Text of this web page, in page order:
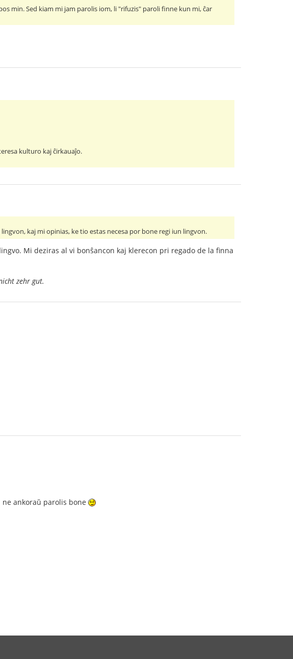
min. Sed kiam mi jam parolis iom, li "rifuzis" paroli finne kun mi, ĉar
kulturo kaj ĉirkauaĵo.
kaj mi opinias, ke tio estas necesa por bone regi iun lingvon.
Mi deziras al vi bonŝancon kaj klerecon pri regado de la finna
zehr gut.
ankoraŭ parolis bone